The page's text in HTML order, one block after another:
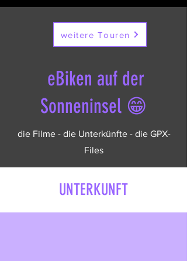
weitere Touren
eBiken auf der
Sonneninsel 😁
die Filme - die Unterkünfte - die GPX-
Files
UNTERKUNFT